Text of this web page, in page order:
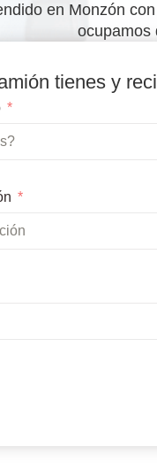
en Monzón
ocupamos
tienes y